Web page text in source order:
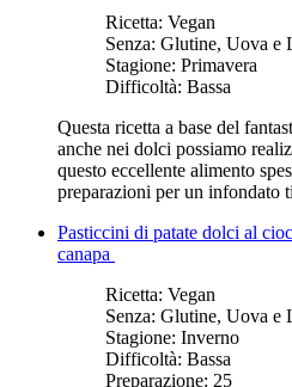
Ricetta: Vegan
Senza: Glutine, Uova e
Stagione: Primavera
Difficoltà: Bassa
Questa ricetta a base del
anche nei dolci possiamo
questo eccellente alimento
preparazioni per un infondato
Pasticcini di patate dolci al
canapa
Ricetta: Vegan
Senza: Glutine, Uova e
Stagione: Inverno
Difficoltà: Bassa
Preparazione: 25